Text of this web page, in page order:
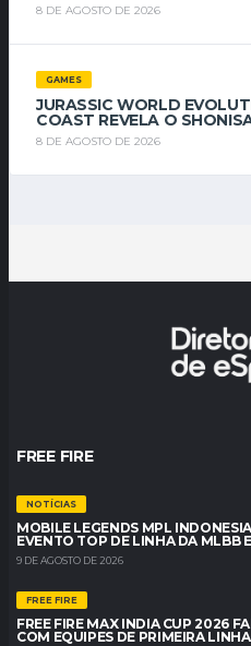
8 DE AGOSTO DE 2026
GAMES
JURASSIC WORLD
COAST REVELA O
8 DE AGOSTO DE 2026
FREE FIRE
NOTÍCIAS
MOBILE LEGENDS MPL
EVENTO TOP DE LINHA DA MLBB
9 DE AGOSTO DE 2026
FREE FIRE
FREE FIRE MAX INDIA CUP 2026
COM EQUIPES DE PRIMEIRA LINHA